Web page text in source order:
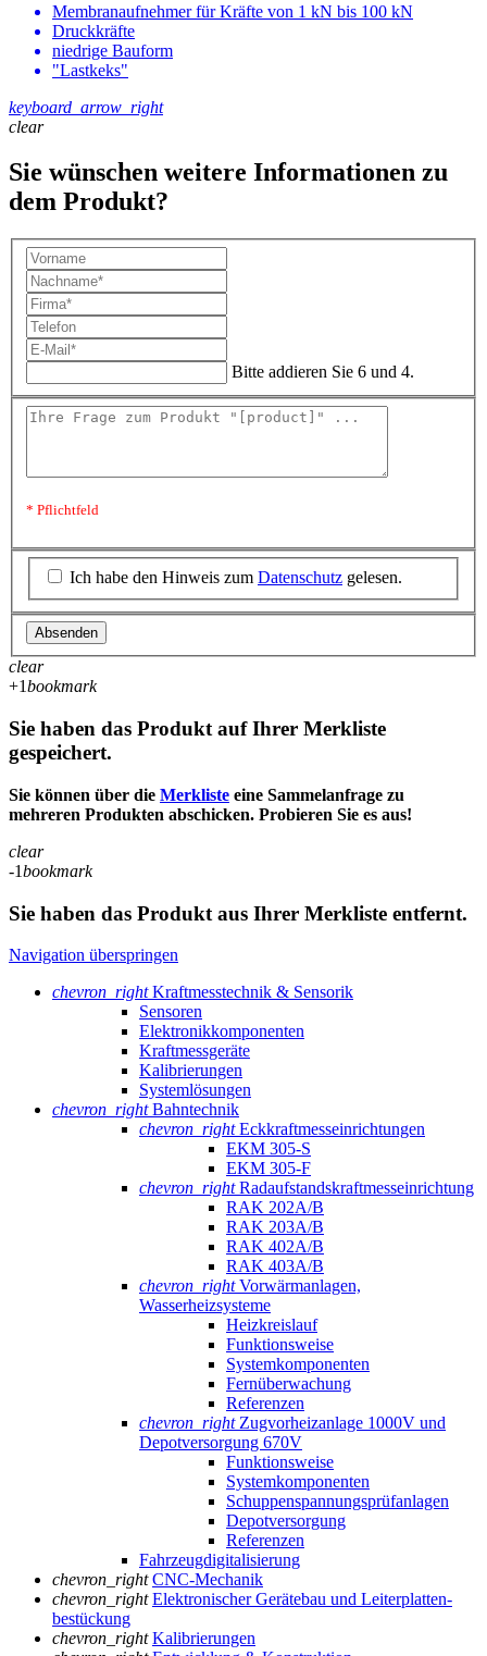
Membranaufnehmer für Kräfte von 1 kN bis 100 kN
Druckkräfte
niedrige Bauform
"Lastkeks"
keyboard_arrow_right
clear
Sie wünschen weitere Informationen zu
dem Produkt?
Bitte addieren Sie 6 und 4.
* Pflichtfeld
Ich habe den Hinweis zum Datenschutz gelesen.
Absenden
clear
+1bookmark
Sie haben das Produkt auf Ihrer Merkliste
gespeichert.
Sie können über die Merkliste eine Sammelanfrage zu
mehreren Produkten abschicken. Probieren Sie es aus!
clear
-1bookmark
Sie haben das Produkt aus Ihrer Merkliste entfernt.
Navigation überspringen
chevron_right Kraftmesstechnik & Sensorik
Sensoren
Elektronikkomponenten
Kraftmessgeräte
Kalibrierungen
Systemlösungen
chevron_right Bahntechnik
chevron_right Eckkraftmess­einrichtungen
EKM 305-S
EKM 305-F
chevron_right Radaufstands­kraftmess­einrichtung
RAK 202A/B
RAK 203A/B
RAK 402A/B
RAK 403A/B
chevron_right Vorwärmanlagen,
Wasserheizsysteme
Heizkreislauf
Funktionsweise
Systemkomponenten
Fernüberwachung
Referenzen
chevron_right Zugvorheizanlage 1000V und
Depotversorgung 670V
Funktionsweise
Systemkomponenten
Schuppenspannungs­prüfanlagen
Depotversorgung
Referenzen
Fahrzeugdigitalisierung
chevron_right CNC-Mechanik
chevron_right Elektronischer Gerätebau und Leiterplatten­
bestückung
chevron_right Kalibrierungen